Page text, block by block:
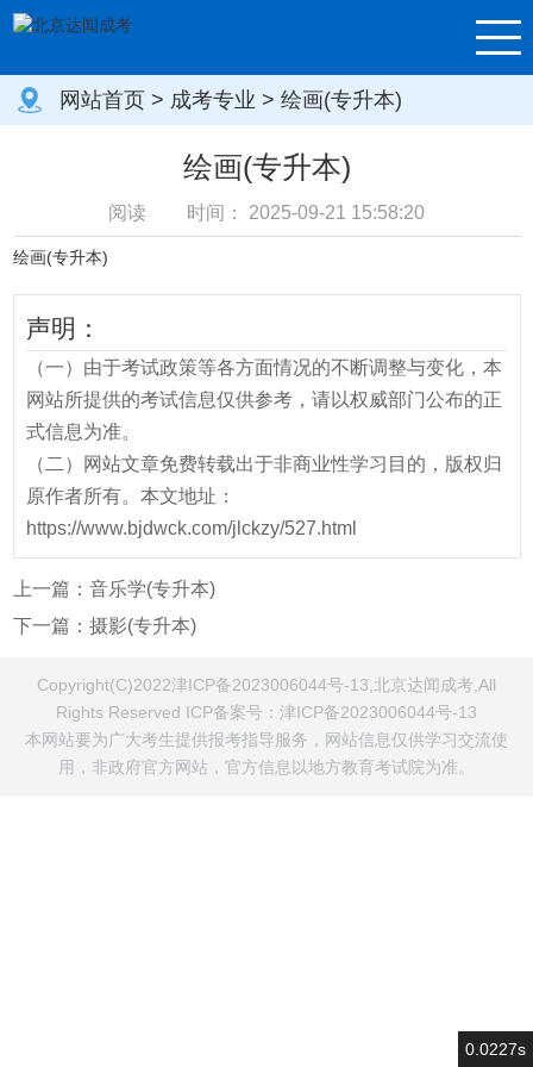
网站首页 > 成考专业 > 绘画(专升本)
绘画(专升本)
阅读 时间： 2025-09-21 15:58:20
绘画(专升本)
声明：
（一）由于考试政策等各方面情况的不断调整与变化，本
网站所提供的考试信息仅供参考，请以权威部门公布的正
式信息为准。
（二）网站文章免费转载出于非商业性学习目的，版权归
原作者所有。本文地址：
https://www.bjdwck.com/jlckzy/527.html
上一篇： 音乐学(专升本)
下一篇： 摄影(专升本)
Copyright(C)2022津ICP备2023006044号-13,北京达闻成考,All
Rights Reserved ICP备案号： 津ICP备2023006044号-13
本网站要为广大考生提供报考指导服务，网站信息仅供学习交流使
用，非政府官方网站，官方信息以地方教育考试院为准。
0.0227s